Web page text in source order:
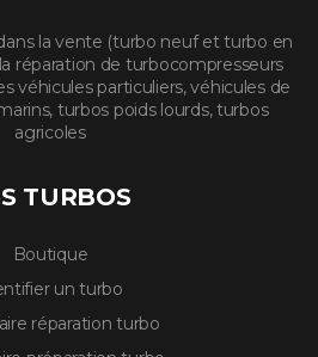
la vente (turbo neuf et turbo en
réparation de turbocompresseurs
véhicules particuliers, véhicules de
turbos poids lourds, turbos
agricoles
TURBOS
Boutique
un turbo
réparation turbo